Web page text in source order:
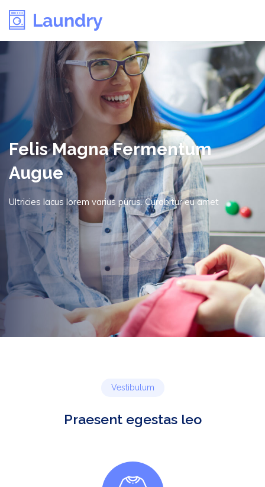
Felis Magna Fermentum
Augue
Ultricies lacus lorem varius purus. Curabitur eu amet
Vestibulum
Praesent egestas leo